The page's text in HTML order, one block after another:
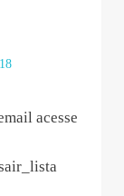
acesse